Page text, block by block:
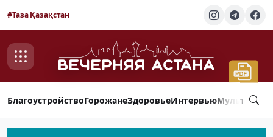
#Таза Қазақстан
БлагоустройствоГорожанеЗдоровьеИнтервью